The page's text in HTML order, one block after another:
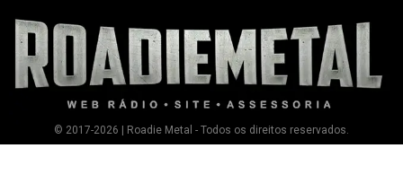
© 2017-2026 | Roadie Metal - Todos os direitos reservados.